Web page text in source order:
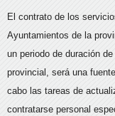
El contrato de los
Ayuntamientos de la
un periodo de duración
provincial, será una
cabo las tareas de
contratarse personal